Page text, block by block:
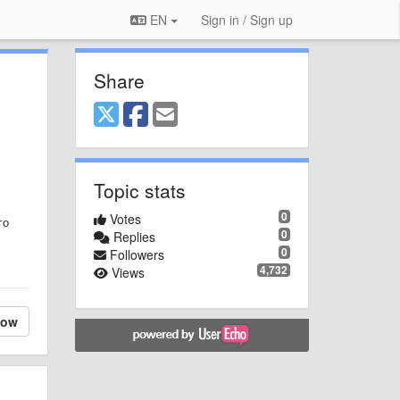
EN Sign in / Sign up
Share
Topic stats
0
Votes
0
Replies
0
Followers
4,732
Views